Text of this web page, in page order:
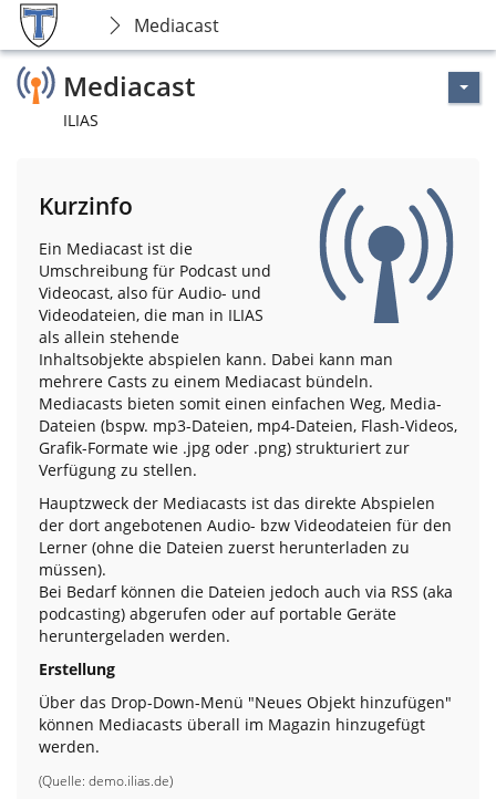
Mediacast
Mediacast
ILIAS
Kurzinfo
Ein Mediacast ist die
Umschreibung für Podcast und
Videocast, also für Audio- und
Videodateien, die man in ILIAS
als allein stehende
Inhaltsobjekte abspielen kann. Dabei kann man
mehrere Casts zu einem Mediacast bündeln.
Mediacasts bieten somit einen einfachen Weg, Media-
Dateien (bspw. mp3-Dateien, mp4-Dateien, Flash-Videos,
Grafik-Formate wie .jpg oder .png) strukturiert zur
Verfügung zu stellen.
Hauptzweck der Mediacasts ist das direkte Abspielen
der dort angebotenen Audio- bzw Videodateien für den
Lerner (ohne die Dateien zuerst herunterladen zu
müssen).
Bei Bedarf können die Dateien jedoch auch via RSS (aka
podcasting) abgerufen oder auf portable Geräte
heruntergeladen werden.
Erstellung
Über das Drop-Down-Menü "Neues Objekt hinzufügen"
können Mediacasts überall im Magazin hinzugefügt
werden.
(Quelle: demo.ilias.de)